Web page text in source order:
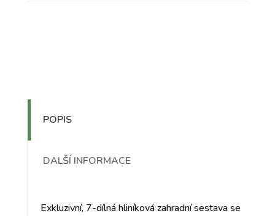
POPIS
DALŠÍ INFORMACE
Exkluzivní, 7-dílná hliníková zahradní sestava se